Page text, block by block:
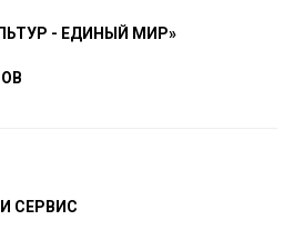
- ЕДИНЫЙ МИР»
СЕРВИС